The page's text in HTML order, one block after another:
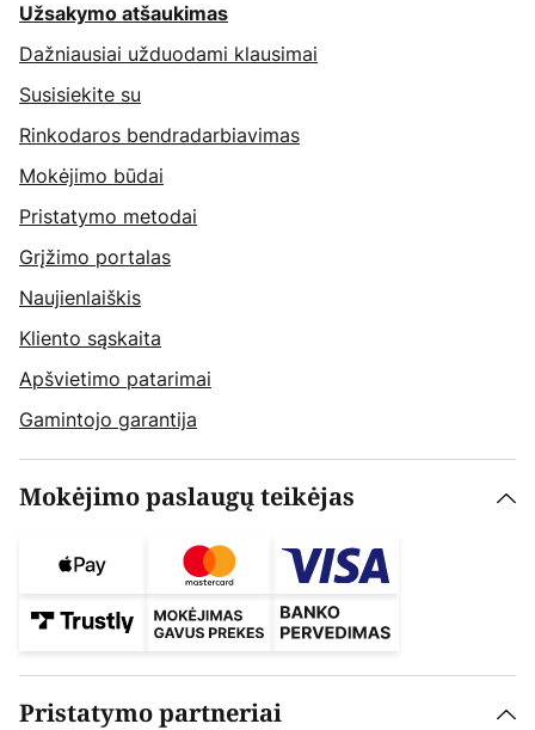
Užsakymo atšaukimas
Dažniausiai užduodami klausimai
Susisiekite su
Rinkodaros bendradarbiavimas
Mokėjimo būdai
Pristatymo metodai
Grįžimo portalas
Naujienlaiškis
Kliento sąskaita
Apšvietimo patarimai
Gamintojo garantija
Mokėjimo paslaugų teikėjas
Pristatymo partneriai